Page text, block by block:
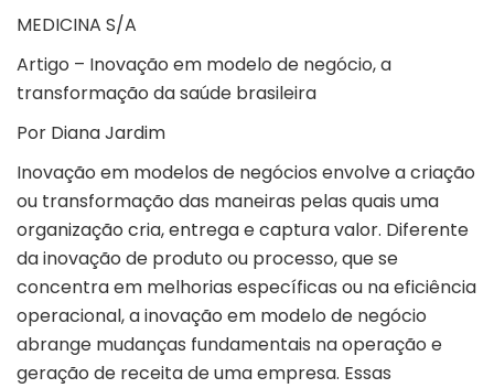
MEDICINA S/A
Artigo – Inovação em modelo de negócio, a
transformação da saúde brasileira
Por Diana Jardim
Inovação em modelos de negócios envolve a criação
ou transformação das maneiras pelas quais uma
organização cria, entrega e captura valor. Diferente
da inovação de produto ou processo, que se
concentra em melhorias específicas ou na eficiência
operacional, a inovação em modelo de negócio
abrange mudanças fundamentais na operação e
geração de receita de uma empresa. Essas